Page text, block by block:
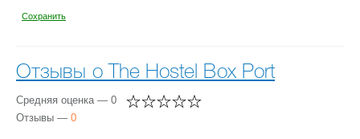
Сохранить
Отзывы о The Hostel Box Port
Средняя оценка — 0
Отзывы — 0